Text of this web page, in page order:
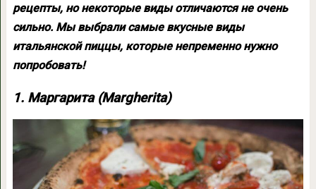
рецепты, но некоторые виды отличаются не очень
сильно. Мы выбрали самые вкусные виды
итальянской пиццы, которые непременно нужно
попробовать!
1. Маргарита (Margherita)